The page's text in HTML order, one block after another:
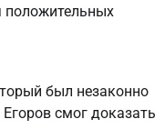
положительных
был незаконно
смог доказать